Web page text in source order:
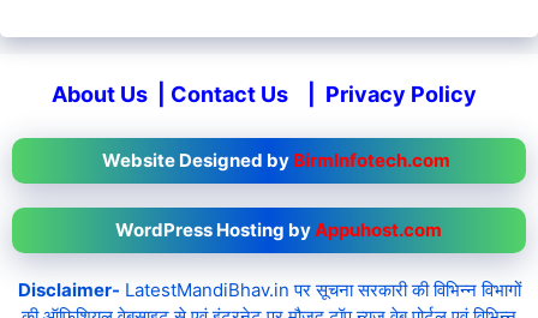
About Us Contact Us Privacy Policy
Website Designed by BirmInfotech.com
WordPress Hosting byAppuhost.com
Disclaimer- LatestMandiBhav.in पर सूचना सरकारी की विभिन्न विभागों